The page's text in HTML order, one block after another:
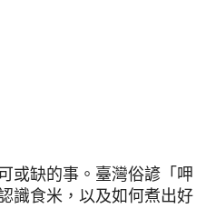
或缺的事。臺灣俗諺「呷
識食米，以及如何煮出好